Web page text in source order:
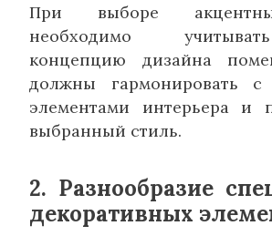
При выборе
необходимо
концепцию дизайна
должны гармонировать с
элементами интерьера и
выбранный стиль.
2. Разнообразие
декоративных